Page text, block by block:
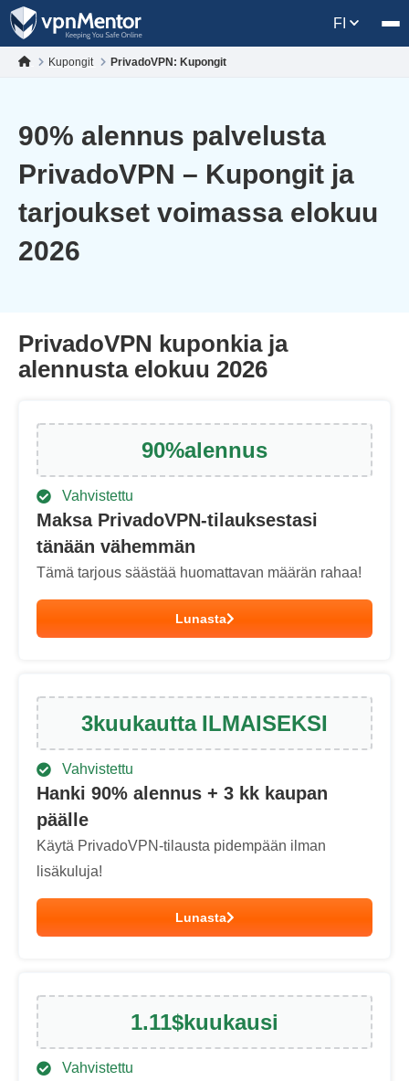
FI
Kupongit PrivadoVPN: Kupongit
90% alennus palvelusta
PrivadoVPN – Kupongit ja
tarjoukset voimassa elokuu
2026
PrivadoVPN kuponkia ja
alennusta elokuu 2026
90%alennus
Vahvistettu
Maksa PrivadoVPN-tilauksestasi
tänään vähemmän
Tämä tarjous säästää huomattavan määrän rahaa!
Lunasta
3kuukautta ILMAISEKSI
Vahvistettu
Hanki 90% alennus + 3 kk kaupan
päälle
Käytä PrivadoVPN-tilausta pidempään ilman
lisäkuluja!
Lunasta
1.11$kuukausi
Vahvistettu